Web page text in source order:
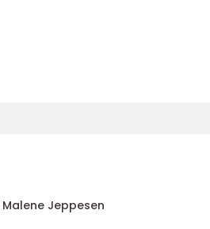
Malene Jeppesen